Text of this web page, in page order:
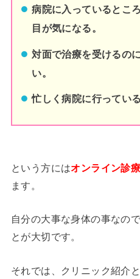
病院に入っているとこ
目が気になる。
対面で治療を受けるの
い。
忙しく病院に行ってい
という方にはオンライン診療
ます。
自分の大事な身体の事なの
とが大切です。
それでは、クリニック紹介